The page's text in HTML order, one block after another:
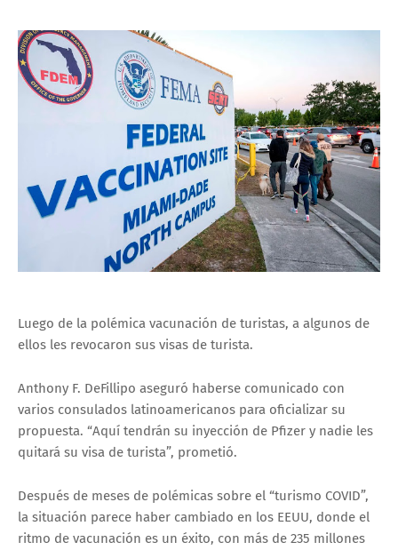
Luego de la polémica vacunación de turistas, a algunos de
ellos les revocaron sus visas de turista.
Anthony F. DeFillipo aseguró haberse comunicado con
varios consulados latinoamericanos para oficializar su
propuesta. “Aquí tendrán su inyección de Pfizer y nadie les
quitará su visa de turista”, prometió.
Después de meses de polémicas sobre el “turismo COVID”,
la situación parece haber cambiado en los EEUU, donde el
ritmo de vacunación es un éxito, con más de 235 millones